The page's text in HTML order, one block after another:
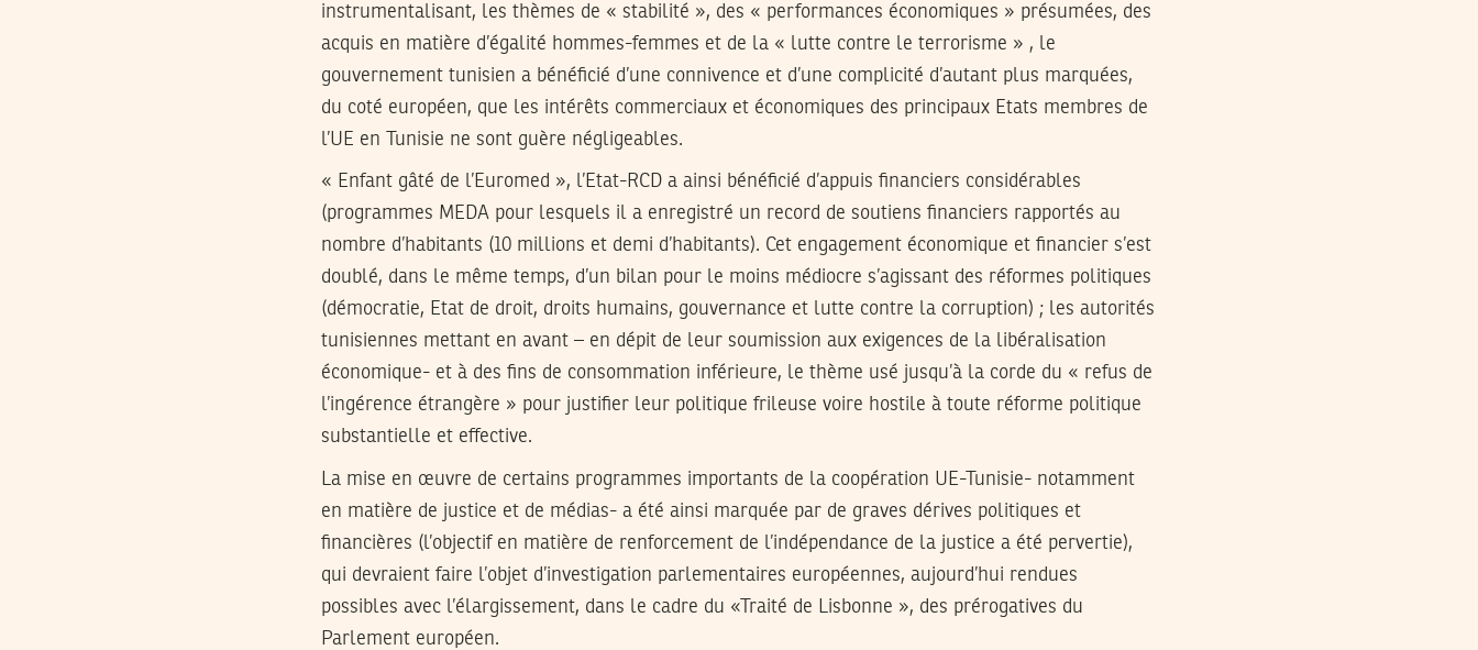
instrumentalisant, les thèmes de « stabilité », des « performances économiques » présumées, des
acquis en matière d’égalité hommes-femmes et de la « lutte contre le terrorisme » , le
gouvernement tunisien a bénéficié d’une connivence et d’une complicité d’autant plus marquées,
du coté européen, que les intérêts commerciaux et économiques des principaux Etats membres de
l’UE en Tunisie ne sont guère négligeables.
« Enfant gâté de l’Euromed », l’Etat-RCD a ainsi bénéficié d’appuis financiers considérables
(programmes MEDA pour lesquels il a enregistré un record de soutiens financiers rapportés au
nombre d’habitants (10 millions et demi d’habitants). Cet engagement économique et financier s’est
doublé, dans le même temps, d’un bilan pour le moins médiocre s’agissant des réformes politiques
(démocratie, Etat de droit, droits humains, gouvernance et lutte contre la corruption) ; les autorités
tunisiennes mettant en avant – en dépit de leur soumission aux exigences de la libéralisation
économique- et à des fins de consommation inférieure, le thème usé jusqu’à la corde du « refus de
l’ingérence étrangère » pour justifier leur politique frileuse voire hostile à toute réforme politique
substantielle et effective.
La mise en œuvre de certains programmes importants de la coopération UE-Tunisie- notamment
en matière de justice et de médias- a été ainsi marquée par de graves dérives politiques et
financières (l’objectif en matière de renforcement de l’indépendance de la justice a été pervertie),
qui devraient faire l’objet d’investigation parlementaires européennes, aujourd’hui rendues
possibles avec l’élargissement, dans le cadre du «Traité de Lisbonne », des prérogatives du
Parlement européen.